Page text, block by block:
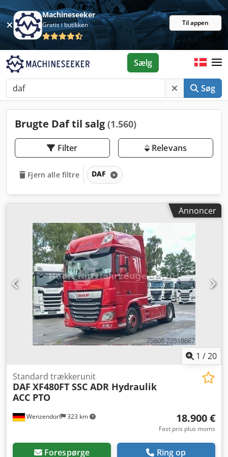
Machineseeker
Gratis i butikken Til appen
Søg
Sælg
Brugte Daf til salg (1.560)
Filter Relevans
Fjern alle filtre DAF
Annoncer
1 /20
Wenzendorf 323 km
Standard trækkerunit
DAF XF480FT SSC ADR Hydraulik
ACC PTO
18.900 €
Fast pris plus moms
Forespørge Ring op